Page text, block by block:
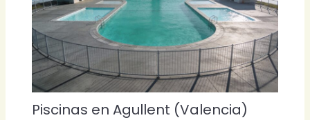
Piscinas en Agullent (Valencia)